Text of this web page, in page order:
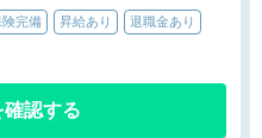
完備 昇給あり 退職金あり
認する